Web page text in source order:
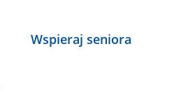
Wspieraj seniora